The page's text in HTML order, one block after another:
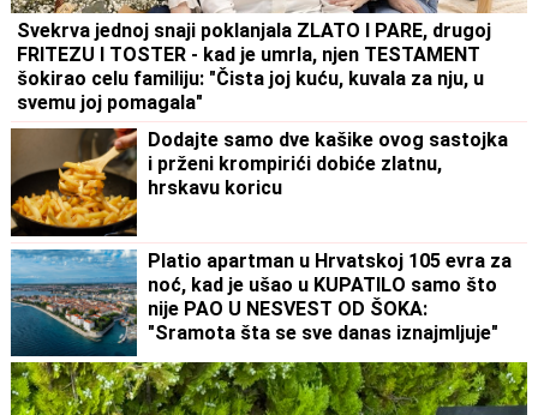
Svekrva jednoj snaji poklanjala ZLATO I PARE, drugoj
FRITEZU I TOSTER - kad je umrla, njen TESTAMENT
šokirao celu familiju: "Čista joj kuću, kuvala za nju, u
svemu joj pomagala"
Dodajte samo dve kašike ovog sastojka
i prženi krompirići dobiće zlatnu,
hrskavu koricu
Platio apartman u Hrvatskoj 105 evra za
noć, kad je ušao u KUPATILO samo što
nije PAO U NESVEST OD ŠOKA:
"Sramota šta se sve danas iznajmljuje"